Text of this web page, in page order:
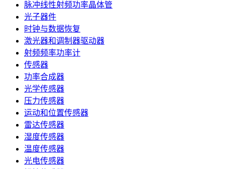
脉冲线性射频功率晶体管
光子器件
时钟与数据恢复
激光器和调制器驱动器
射频频率功率计
传感器
功率合成器
光学传感器
压力传感器
运动和位置传感器
雷达传感器
湿度传感器
温度传感器
光电传感器